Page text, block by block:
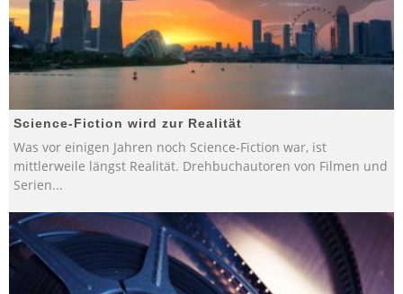
Science-Fiction wird zur Realität
Was vor einigen Jahren noch Science-Fiction war, ist
mittlerweile längst Realität. Drehbuchautoren von Filmen und
Serien...